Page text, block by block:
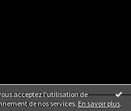
acceptez l'utilisation de
de nos services. En savoir plus.
légales de ce blog